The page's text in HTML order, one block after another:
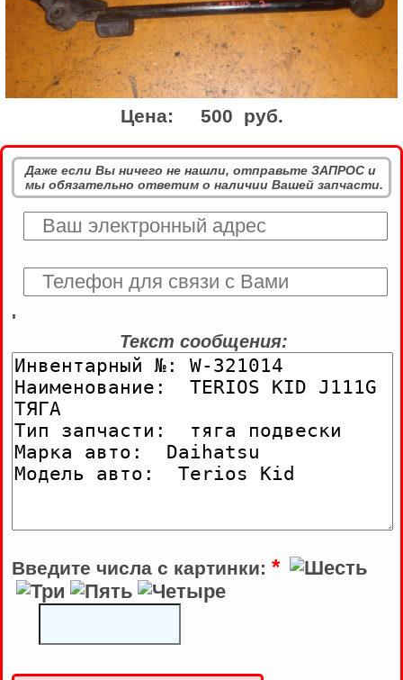
Цена: 500 руб.
Даже если Вы ничего не нашли, отправьте ЗАПРОС и
мы обязательно ответим о наличии Вашей запчасти.
'
Текст сообщения:
Введите числа с картинки: *